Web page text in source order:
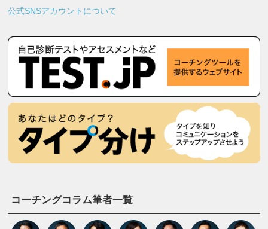
公式SNSアカウントについて
コーチングコラム筆者一覧